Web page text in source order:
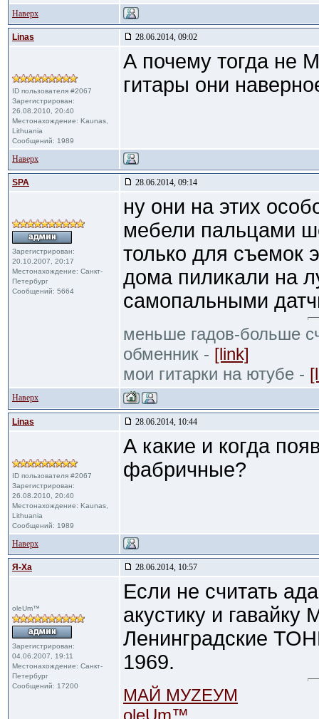
Наверх
Linas 28.06.2014, 09:02
ID пользователя #2067
Зарегистрирован:
26.08.2010, 20:40
Местонахождение: Kaunas,
Lithuania
Сообщений: 1989
А почему тогда не
гитары они
Наверх
SPA 28.06.2014, 09:14
Зарегистрирован:
20.10.2007, 20:17
Местонахождение: Санкт-
Петербург
Сообщений: 5664
ну они на этих
мебели пальцами
только для съемок
дома пиликали на
самопальными
меньше гадов-больше
обменник - [link]
мои гитарки на ютубе -
Наверх
Linas 28.06.2014, 10:44
ID пользователя #2067
Зарегистрирован:
26.08.2010, 20:40
Местонахождение: Kaunas,
Lithuania
Сообщений: 1989
А какие и когда
фабричные?
Наверх
Я-Ха 28.06.2014, 10:57
oleUm™
Зарегистрирован:
04.06.2007, 19:11
Местонахождение: Санкт-
Петербург
Сообщений: 17200
Если не считать
акустику и
Ленинградские
1969.
МАЙ МУZЕУМ
oleUm™